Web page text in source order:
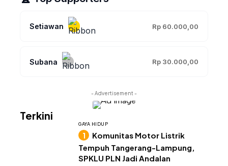
Setiawan Rp 60.000,00
Subana Rp 30.000,00
- Advertisement -
Terkini
GAYA HIDUP
Komunitas Motor Listrik
Tempuh Tangerang-Lampung,
SPKLU PLN Jadi Andalan